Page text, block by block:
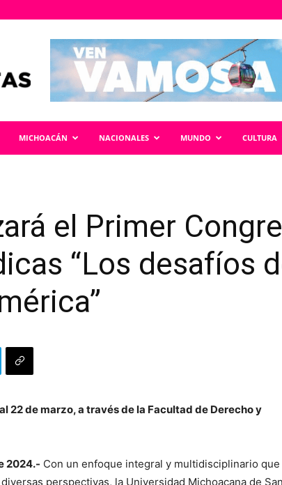
MICHOACÁN NACIONALES MUNDO CULTURA
el Primer
“Los desafíos
22 de marzo, a través de la Facultad de Derecho y
2024.- Con un enfoque integral y multidisciplinario que
perspectivas, la Universidad Michoacana de San